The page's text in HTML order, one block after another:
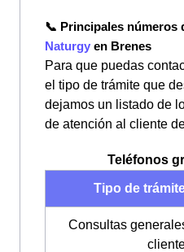
📞 Principales números
Naturgy en Brenes
Para que puedas
el tipo de trámite que
dejamos un listado de
de atención al cliente
Teléfonos
Tipo de
Consultas